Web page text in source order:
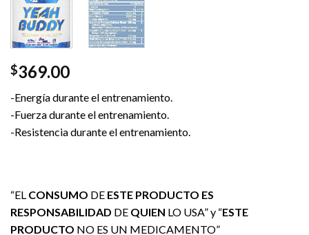
$369.00
-Energía durante el entrenamiento.
-Fuerza durante el entrenamiento.
-Resistencia durante el entrenamiento.
“EL CONSUMO DE ESTE PRODUCTO ES
RESPONSABILIDAD DE QUIEN LO USA” y “ESTE
PRODUCTO NO ES UN MEDICAMENTO”